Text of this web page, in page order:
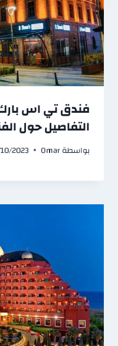
فندق تي اس
التفاصيل حول
بواسطةOmar
2023